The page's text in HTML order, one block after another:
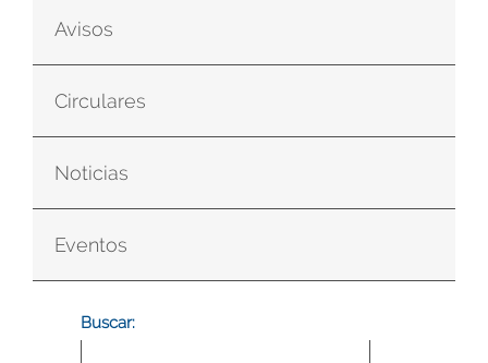
Avisos
Circulares
Noticias
Eventos
Buscar: